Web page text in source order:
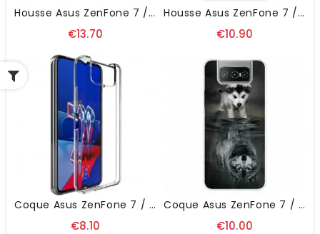
Housse Asus ZenFone 7 / 7 Pro Simili Cuir KHAZNEH
€13.70
Housse Asus ZenFone 7 / 7 Pro Litchi Texture
€10.90
Coque Asus ZenFone 7 / 7 Pro UX-5 Series IMAK
€8.10
Coque Asus ZenFone 7 / 7 Pro Rêve De Chiot
€10.00